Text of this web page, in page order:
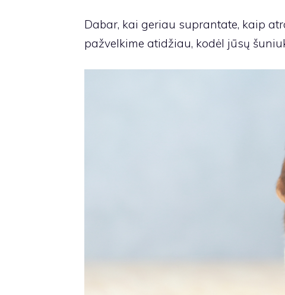
Dabar, kai geriau suprantate, kaip
pažvelkime atidžiau, kodėl jūsų